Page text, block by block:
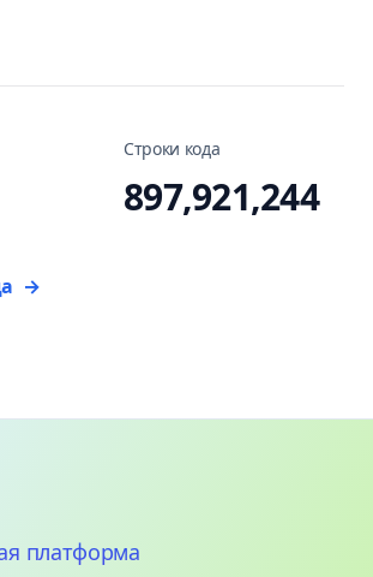
Строки кода
897,921,244
→
платформа